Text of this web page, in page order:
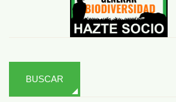
BUSCAR